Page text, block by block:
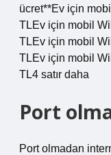
ücret**Ev için
TLEv için mobil
TLEv için mobil
TLEv için mobil
TL4 satır daha
Port
Port olmadan